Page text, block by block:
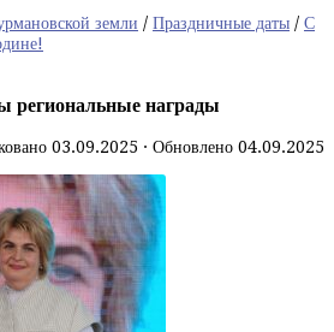
земли / Праздничные даты / С
региональные награды
03.09.2025 · Обновлено 04.09.2025